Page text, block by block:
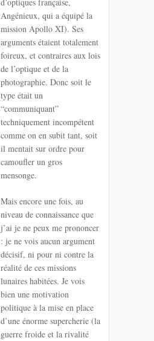
Angénieux, qui a équipé la
mission Apollo XI). Ses
arguments étaient totalement
foireux, et contraires aux lois
de l’optique et de la
photographie. Donc soit le
type était un
“communiquant”
techniquement incompétent
comme on en subit tant, soit
il mentait sur ordre pour
camoufler un gros
mensonge.
Mais encore une fois, au
niveau de connaissance que
j’ai je ne peux me prononcer
: je ne vois aucun argument
décisif, ni pour ni contre la
réalité de ces missions
lunaires habitées. Je vois
bien une motivation
politique à la mise en place
d’une énorme supercherie (la
guerre froide et la rivalité